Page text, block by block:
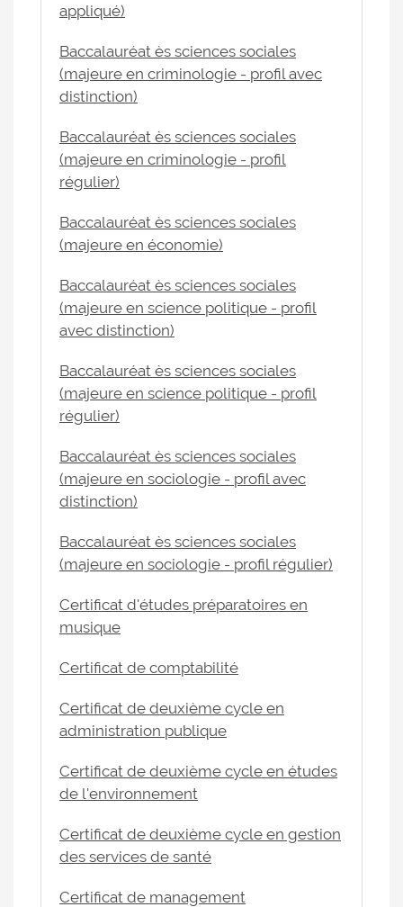
appliqué)
Baccalauréat ès sciences sociales
(majeure en criminologie - profil avec
distinction)
Baccalauréat ès sciences sociales
(majeure en criminologie - profil
régulier)
Baccalauréat ès sciences sociales
(majeure en économie)
Baccalauréat ès sciences sociales
(majeure en science politique - profil
avec distinction)
Baccalauréat ès sciences sociales
(majeure en science politique - profil
régulier)
Baccalauréat ès sciences sociales
(majeure en sociologie - profil avec
distinction)
Baccalauréat ès sciences sociales
(majeure en sociologie - profil régulier)
Certificat d'études préparatoires en
musique
Certificat de comptabilité
Certificat de deuxième cycle en
administration publique
Certificat de deuxième cycle en études
de l'environnement
Certificat de deuxième cycle en gestion
des services de santé
Certificat de management